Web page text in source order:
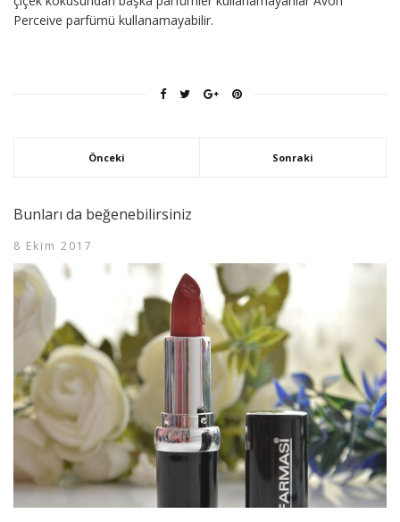
Perceive parfümü kullanamayabilir.
Önceki Sonraki
Bunları da beğenebilirsiniz
8 Ekim 2017